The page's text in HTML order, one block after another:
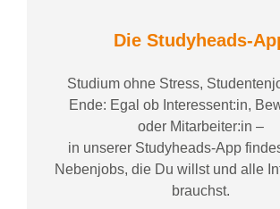
Die Studyheads-
Studium ohne Stress,
Ende: Egal ob Interessent:in,
oder Mitarbeiter:in –
in unserer Studyheads-App
Nebenjobs, die Du willst und alle
brauchst.